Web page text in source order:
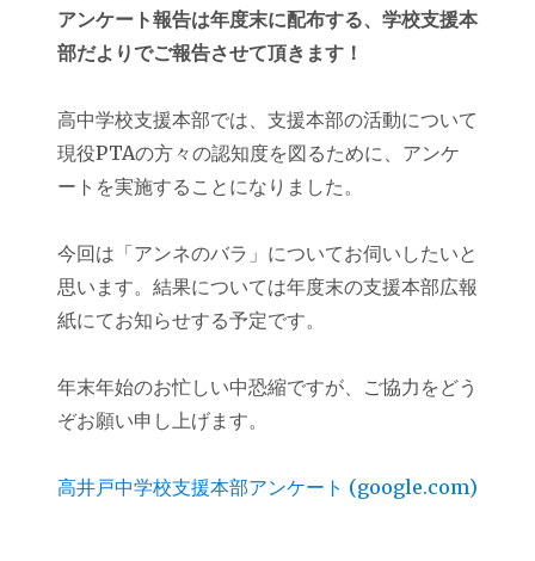
アンケート報告は年度末に配布する、学校支援本
部だよりでご報告させて頂きます！
高中学校支援本部では、支援本部の活動について
現役PTAの方々の認知度を図るために、アンケ
ートを実施することになりました。
今回は「アンネのバラ」についてお伺いしたいと
思います。結果については年度末の支援本部広報
紙にてお知らせする予定です。
年末年始のお忙しい中恐縮ですが、ご協力をどう
ぞお願い申し上げます。
高井戸中学校支援本部アンケート (google.com)